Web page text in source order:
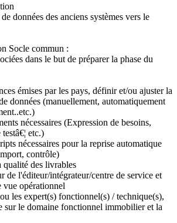
données des anciens systèmes vers le
Socle commun :
dans le but de préparer la phase du
émises par les pays, définir et/ou ajuster la
données (manuellement, automatiquement
nécessaires (Expression de besoins,
etc.)
nécessaires pour la reprise automatique
contrôle)
qualité des livrables
de l'éditeur/intégrateur/centre de service et
vue opérationnel
les expert(s) fonctionnel(s) / technique(s),
sur le domaine fonctionnel immobilier et la